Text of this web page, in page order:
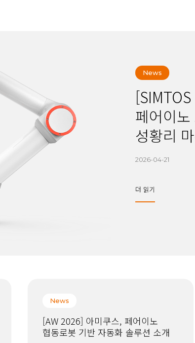
News
페어이
성황리
2026-04-21
더 읽기
News
[AW 2026] 아미쿠스, 페어이노
협동로봇 기반 자동화 솔루션 소개